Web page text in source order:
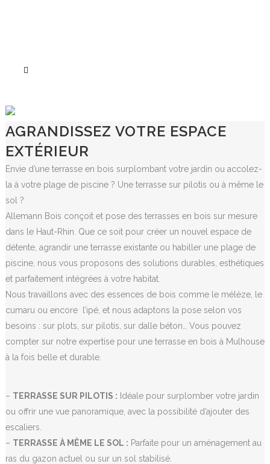
AGRANDISSEZ VOTRE ESPACE
EXTÉRIEUR
Envie d’une terrasse en bois surplombant votre jardin ou accolez-
la à votre plage de piscine ? Une terrasse sur pilotis ou à même le
sol ?
Allemann Bois conçoit et pose des terrasses en bois sur mesure
dans le Haut-Rhin. Que ce soit pour créer un nouvel espace de
détente, agrandir une terrasse existante ou habiller une plage de
piscine, nous vous proposons des solutions durables, esthétiques
et parfaitement intégrées à votre habitat.
Nous travaillons avec des essences de bois comme le mélèze, le
cumaru ou encore l’ipé, et nous adaptons la pose selon vos
besoins : sur plots, sur pilotis, sur dalle béton… Vous pouvez
compter sur notre expertise pour une terrasse en bois à Mulhouse
à la fois belle et durable.
– TERRASSE SUR PILOTIS : Idéale pour surplomber votre jardin
ou offrir une vue panoramique, avec la possibilité d’ajouter des
escaliers.
– TERRASSE À MÊME LE SOL : Parfaite pour un aménagement au
ras du gazon actuel ou sur un sol stabilisé.